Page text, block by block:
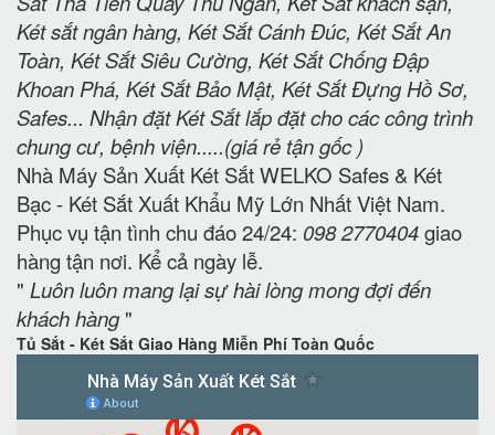
Két sắt ngân hàng, Két Sắt Cánh Đúc, Két Sắt An
Toàn, Két Sắt Siêu Cường, Két Sắt Chống Đập
Khoan Phá, Két Sắt Bảo Mật, Két Sắt Đựng Hồ Sơ,
Safes... Nhận đặt Két Sắt lắp đặt cho các công trình
chung cư, bệnh viện.....(giá rẻ tận gốc )
Nhà Máy Sản Xuất Két Sắt WELKO Safes & Két
Bạc - Két Sắt Xuất Khẩu Mỹ Lớn Nhất Việt Nam.
Phục vụ tận tình chu đáo 24/24: 098 2770404giao
hàng tận nơi. Kể cả ngày lễ.
" Luôn luôn mang lại sự hài lòng mong đợi đến
khách hàng"
Tủ Sắt - Két Sắt Giao Hàng Miễn Phí Toàn Quốc